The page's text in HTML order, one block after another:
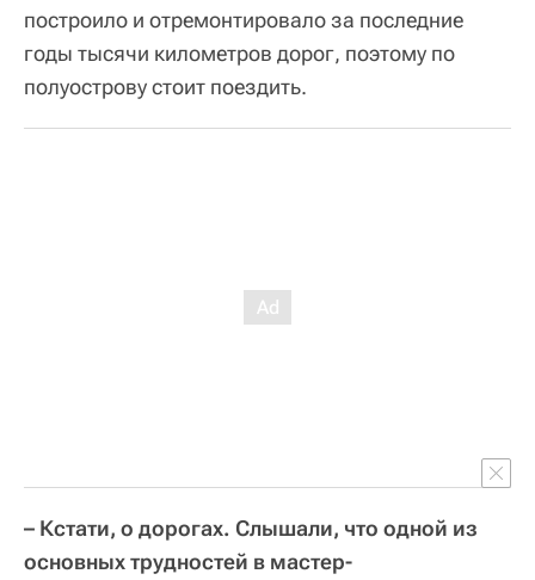
построило и отремонтировало за последние
годы тысячи километров дорог, поэтому по
полуострову стоит поездить.
– Кстати, о дорогах. Слышали, что одной из
основных трудностей в мастер-